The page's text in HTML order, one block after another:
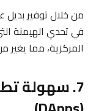
من خلال توفير بديل
في تحدي الهيمنة
المركزية، مما يغير
7. سهولة